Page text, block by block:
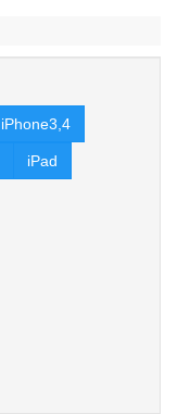
iPhone3,4
iPad